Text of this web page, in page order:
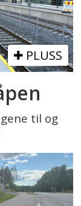
PLUSS
til og